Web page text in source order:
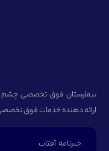
بیمارستان فوق تخصصی چشم
ارائه دهنده خدمات فوق
خبرنامه آفتاب